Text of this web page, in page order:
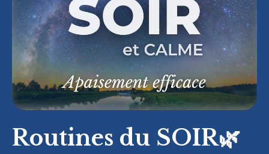
Routines du SOIR🌿